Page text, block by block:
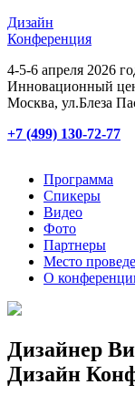
Дизайн
Конференция
4-5-6 апреля 2026
Инновационный
Мосĸва, ул.Блеза
+7 (499) 130-72-77
Программа
Спикеры
Видео
Фото
Партнеры
Место
О
Дизайнер
Дизайн